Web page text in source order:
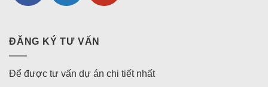
ĐĂNG KÝ TƯ VẤN
Để được tư vấn dự án chi tiết nhất